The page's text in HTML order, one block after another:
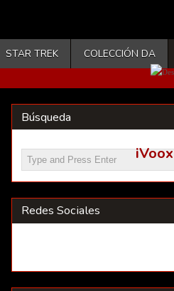
iVoox
STAR TREK COLECCIÓN DA
Búsqueda
Redes Sociales